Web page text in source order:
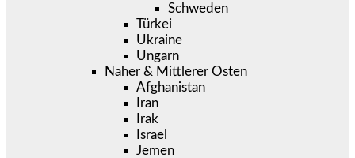
Schweden
Türkei
Ukraine
Ungarn
Naher & Mittlerer Osten
Afghanistan
Iran
Irak
Israel
Jemen